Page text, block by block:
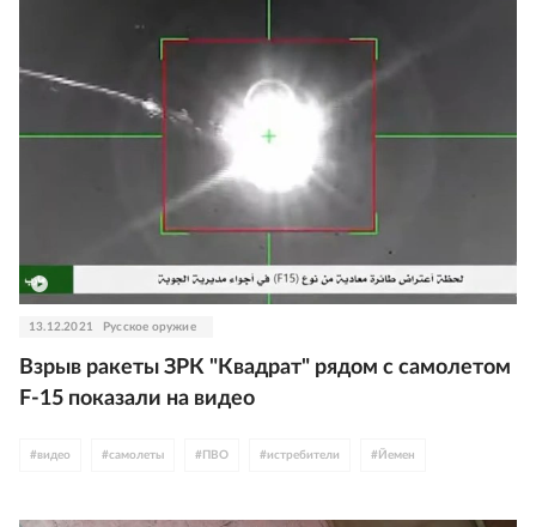
13.12.2021 Русское оружие
Взрыв ракеты ЗРК "Квадрат" рядом с самолетом
F-15 показали на видео
#видео #самолеты # ПВО #истребители # Йемен